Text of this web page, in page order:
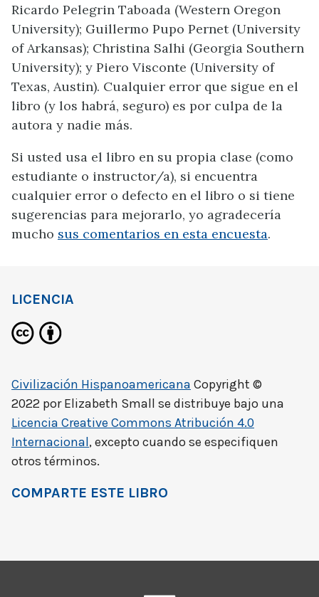
Ricardo Pelegrin Taboada (Western Oregon
University); Guillermo Pupo Pernet (University
of Arkansas); Christina Salhi (Georgia Southern
University); y Piero Visconte (University of
Texas, Austin). Cualquier error que sigue en el
libro (y los habrá, seguro) es por culpa de la
autora y nadie más.
Si usted usa el libro en su propia clase (como
estudiante o instructor/a), si encuentra
cualquier error o defecto en el libro o si tiene
sugerencias para mejorarlo, yo agradecería
mucho sus comentarios en esta encuesta.
LICENCIA
Civilización Hispanoamericana Copyright ©
2022 porElizabeth Small se distribuye bajo una
Licencia Creative Commons Atribución 4.0
Internacional, excepto cuando se especifiquen
otros términos.
COMPARTE ESTE LIBRO